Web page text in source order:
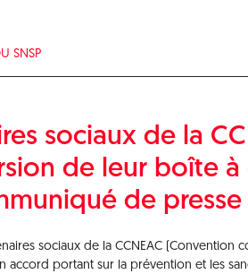
SNSP
sociaux de la
de leur boîte
de presse
sociaux de la CCNEAC
accord portant sur la prévention et les